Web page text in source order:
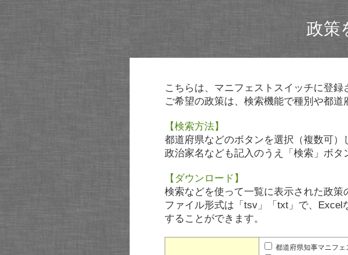
政策
こちらは、マニフェストスイッチに登録
ご希望の政策は、検索機能で種別や都道
【検索方法】
都道府県などのボタンを選択（複数可）
政治家名なども記入のうえ「検索」ボタ
【ダウンロード】
検索などを使って一覧に表示された政策
ファイル形式は「tsv」「txt」で、Excel
することができます。
都道府県知事マニフェ